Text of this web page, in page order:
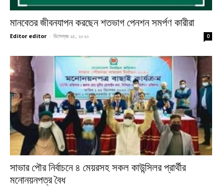
মানবেতর জীবনযাপন করছেন শতভাগ পেনশন সমর্পণ কারীরা
Editor editor - ডিসেম্বর ২৫, ২০২০ 0
সাভার পৌর নির্বাচনে ৪ মেয়রসহ সকল কাউন্সিলর প্রার্থীর
মনোনয়নপত্র বৈধ